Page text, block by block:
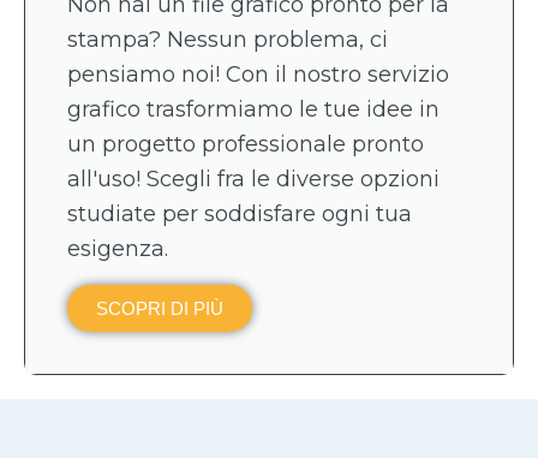
stampa? Nessun problema, ci
pensiamo noi! Con il nostro servizio
grafico trasformiamo le tue idee in
un progetto professionale pronto
all'uso! Scegli fra le diverse opzioni
studiate per soddisfare ogni tua
esigenza.
SCOPRI DI PIÙ